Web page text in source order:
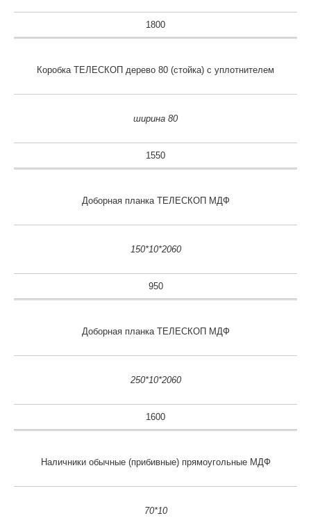
1800
Коробка ТЕЛЕСКОП дерево 80 (стойка) с уплотнителем
ширина 80
1550
Доборная планка ТЕЛЕСКОП МДФ
150*10*2060
950
Доборная планка ТЕЛЕСКОП МДФ
250*10*2060
1600
Наличники обычные (прибивные) прямоугольные МДФ
70*10